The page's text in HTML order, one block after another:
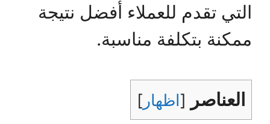
التي تقدم للعملاء أفضل نتيجة
ممكنة بتكلفة مناسبة.
العناصر [اظهار ]